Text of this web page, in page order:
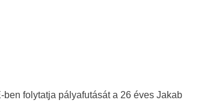
folytatja pályafutását a 26 éves Jakab